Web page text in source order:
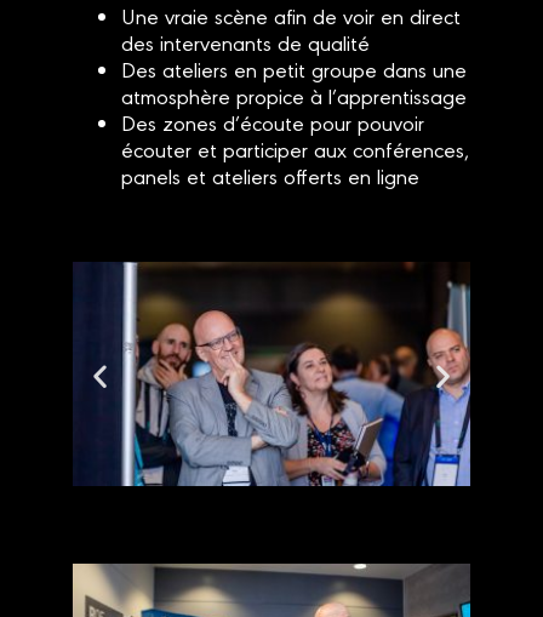
Une vraie scène afin de voir en direct
des intervenants de qualité
Des ateliers en petit groupe dans une
atmosphère propice à l’apprentissage
Des zones d’écoute pour pouvoir
écouter et participer aux conférences,
panels et ateliers offerts en ligne